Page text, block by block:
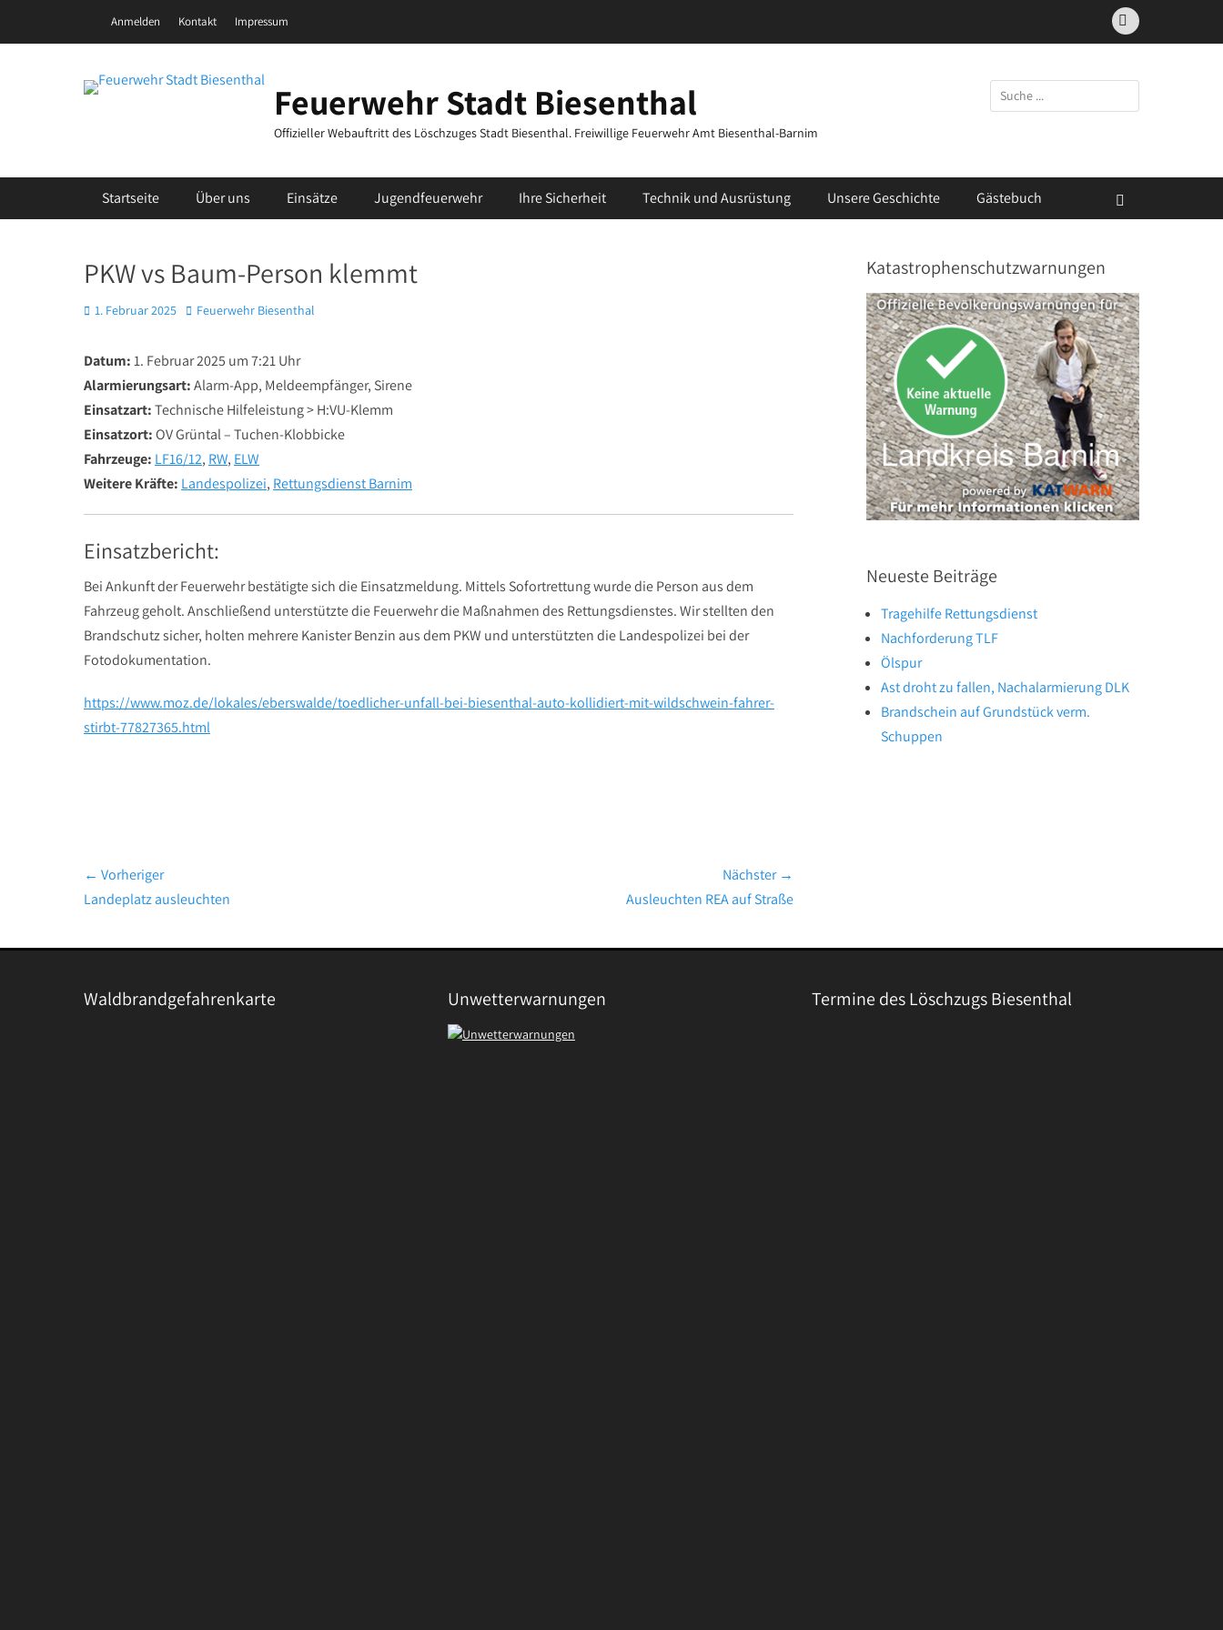
Header Top Menu
Anmelden Kontakt Impressum Facebook
Feuerwehr Stadt Biesenthal
Offizieller Webauftritt des Löschzuges Stadt Biesenthal. Freiwillige Feuerwehr Amt Biesenthal-Barnim
Suchen
nach:
Primäres Menü
Startseite Über uns Einsätze Jugendfeuerwehr Ihre Sicherheit Technik und Ausrüstung Unsere Geschichte Gästebuch
PKW vs Baum-Person klemmt
Posted
1. Februar 2025 Autor
Feuerwehr Biesenthal
Datum:1. Februar 2025 um 7:21 Uhr
Alarmierungsart:Alarm-App, Meldeempfänger, Sirene
Einsatzart:Technische Hilfeleistung > H:VU-Klemm
Einsatzort:OV Grüntal – Tuchen-Klobbicke
Fahrzeuge: LF16/12, RW, ELW
Weitere Kräfte: Landespolizei, Rettungsdienst Barnim
Einsatzbericht:
Bei Ankunft der Feuerwehr bestätigte sich die Einsatzmeldung. Mittels Sofortrettung wurde die Person aus dem
Fahrzeug geholt. Anschließend unterstützte die Feuerwehr die Maßnahmen des Rettungsdienstes. Wir stellten den
Brandschutz sicher, holten mehrere Kanister Benzin aus dem PKW und unterstützten die Landespolizei bei der
Fotodokumentation.
https://www.moz.de/lokales/eberswalde/toedlicher-unfall-bei-biesenthal-auto-kollidiert-mit-wildschwein-fahrer-
stirbt-77827365.html
Beitragsnavigation
← Vorheriger
Vorheriger
Landeplatz ausleuchten
Nächster →
Ausleuchten REA auf Straße
Katastrophenschutzwarnungen
Neueste Beiträge
Tragehilfe Rettungsdienst
Nachforderung TLF
Ölspur
Ast droht zu fallen, Nachalarmierung DLK
Brandschein auf Grundstück verm.
Schuppen
Waldbrandgefahrenkarte Unwetterwarnungen Termine des Löschzugs Biesenthal